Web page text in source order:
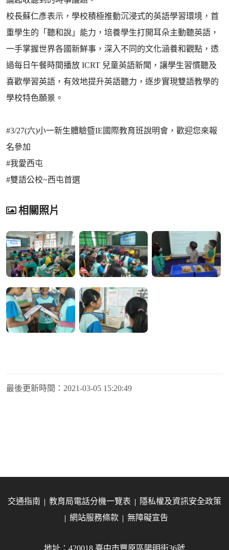
校長蘇仁彥表示，學校積極推動沉浸式的英語學習環境，首
重學生的「聽和說」能力，培養學生打開耳朵主動聽英語，
一手掌握世界各國新鮮事，深入不同的文化涵養和觀點，透
過每日午餐時間播放 ICRT 兒童英語新聞，讓學生習慣聽及
喜歡學習英語，有效地提升英語聽力，逐步實現雙語教學的
學校特色願景。
#3/27(六)小一新生體驗暨IE國際教育班說明會，歡迎您來報
名參加
#我愛西屯
#雙語公校~西屯首選
相關照片
最後更新時間： 2021-03-05 15:20:49
交通指南 教育局電話分機一覽表
隱私權及資訊安全政策
網站服務條款
無障礙宣告